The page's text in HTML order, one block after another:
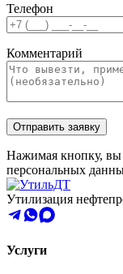
Телефон
Комментарий
Нажимая кнопку, вы
персональных
Утилизация
Услуги